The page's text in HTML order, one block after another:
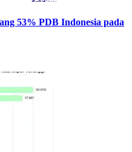
53% PDB Indonesia pada